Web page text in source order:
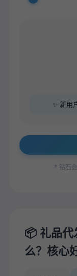
✨ 新用
* 钻石
📦 礼品代
么？核心